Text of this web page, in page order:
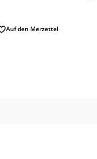
Auf den Merzettel